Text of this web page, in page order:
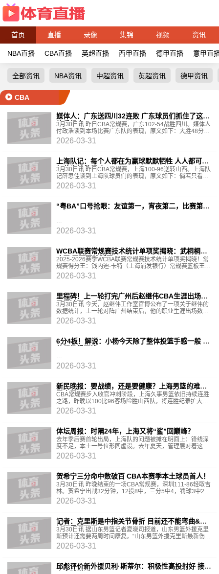
首页 直播 录像 集锦 视频 资讯
NBA直播 CBA直播 英超直播 西甲直播 德甲直播 意甲直
全部资讯 NBA资讯 中超资讯 英超资讯 德甲资讯
CBA
媒体人：广东送四川32连败 广东球员们抓住了这次
练兵机会
3月30日讯 昨日CBA常规赛，广东102-54战胜四川。媒体人
付政浩谈到本场比赛广东队的表现，原文如下：大胜48分！
广东男篮送四川男篮32连败，广东球员们抓住了这次练兵
2026-03-31
上海队记：每个人都在为赢球默默牺牲 人人都可做
红花也甘做绿叶
3月30日讯 昨日CBA常规赛，上海100-96逆转山西。上海队
记薛思佳谈到上海队球员们的表现，原文如下：倘若只看数
据，自然会觉得添荣和大王打得不够理想，但事实上相较
2026-03-31
“粤BA”口号抢眼：友谊第一，宵夜第二，比赛第
2026-03-31
WCBA联赛常规赛技术统计单项奖揭晓：武桐桐助
攻王 王丽丽抢断王
2025-2026赛季WCBA联赛常规赛技术统计单项奖揭晓！常
规赛得分王：钱内迪·卡特（上海浦发银行）常规赛篮板王：
麦伊莎·海恩斯-阿伦（大连文体旅）常规赛助攻王：武桐桐
（新
2026-03-31
里程碑！上一轮打完广州后赵继伟CBA生涯出场数
已经达到500场
3月30日讯 今天，赵继伟工作室官博公布了一项关于继伟的
数据统计，上一轮对阵广州结束后，他的职业生涯出场数已
经达到500场。前天晚上，辽宁男篮在客场77比93不敌
2026-03-31
6分4板！解说：小杨今天除了整体投篮手感一般 其
2026-03-31
新民晚报：要战绩，还是要健康？上海男篮的难题
又来了！
CBA常规赛步入收官冲刺阶段，上海久事男篮依旧持续连胜
之路，昨晚以100比96客场险胜山西队，将连胜纪录扩大至
13场。然而，这场胜利远没有此前那般轻松，几天前双方
2026-03-31
体坛周报：时隔24年，上海又将“鲨”回巅峰？
去年季后赛首轮出局，上海队的问题被摊在明面上：锋线深
度不足，本土一号位形同虚设。去年夏天，管理层对着这两
处短板精准落子。如今赛季行至尾声，补强的效果已无
2026-03-31
贺希宁三分命中数破百 CBA本赛季本土球员首人！
3月30日讯 昨晚结束的一场CBA常规赛，深圳111-86轻取吉
林。贺希宁出战32分钟，12投8中，三分5中4，罚球3中2，
拿到22分4篮板5助攻1抢断，正负值+22。根据数据统计，
加上
2026-03-31
记者：克里斯是中指关节骨折 目前还不能弯曲&预
计还需要两周
3月30日讯 据山东男篮记者夏晓司报道，山东男篮外援克里
斯预计还需要两周时间康复。“山东男篮外援克里斯最新伤
情，他是中指关节骨折了，还在恢复中，目前还不能
2026-03-31
邱彪评价新外援贝利·斯蒂尔：积极性高投射好 接下